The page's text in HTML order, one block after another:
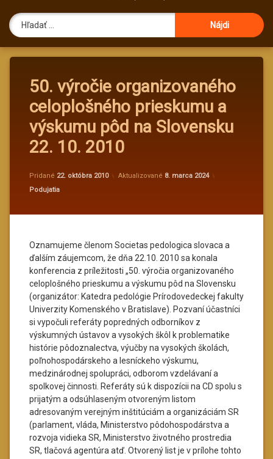
50. výročie organizovaného
celoplošného prieskumu a
výskumu pôd na Slovensku
22. 10. 2010
Pridané 22. októbra 2010 Aktualizované 8. marca 2024
Kategórie:
Podujatia
Oznamujeme členom Societas pedologica slovaca a
ďalším záujemcom, že dňa 22.10. 2010 sa konala
konferencia z príležitosti „50. výročia organizovaného
celoplošného prieskumu a výskumu pôd na Slovensku
(organizátor: Katedra pedológie Prírodovedeckej fakulty
Univerzity Komenského v Bratislave). Pozvaní účastníci
si vypočuli referáty popredných odborníkov z
výskumných ústavov a vysokých škôl k problematike
histórie pôdoznalectva, výučby na vysokých školách,
poľnohospodárskeho a lesníckeho výskumu,
medzinárodnej spolupráci, odborom vzdelávaní a
spolkovej činnosti. Referáty sú k dispozícii na CD spolu s
prijatým a odsúhlaseným otvoreným listom
adresovaným verejným inštitúciám a organizáciám SR
(parlament, vláda, Ministerstvo pôdohospodárstva a
rozvoja vidieka SR, Ministerstvo životného prostredia
SR, tlačová agentúra atď. Otvorený list je v prílohe tohto